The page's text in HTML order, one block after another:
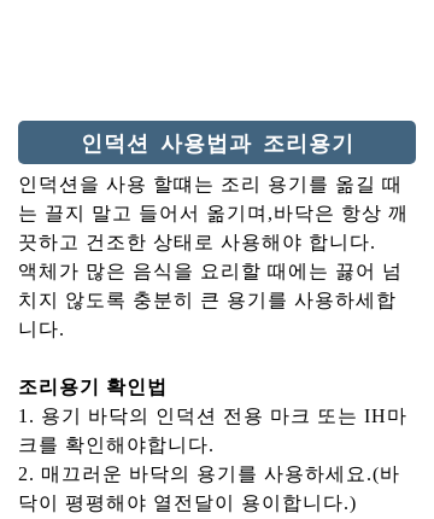
인덕션 사용법과 조리용기
인덕션을 사용 할떄는 조리 용기를 옮길 때
는 끌지 말고 들어서 옮기며,바닥은 항상 깨
끗하고 건조한 상태로 사용해야 합니다.
액체가 많은 음식을 요리할 때에는 끓어 넘
치지 않도록 충분히 큰 용기를 사용하세합
니다.
조리용기 확인법
1. 용기 바닥의 인덕션 전용 마크 또는 IH마
크를 확인해야합니다.
2. 매끄러운 바닥의 용기를 사용하세요.(바
닥이 평평해야 열전달이 용이합니다.)